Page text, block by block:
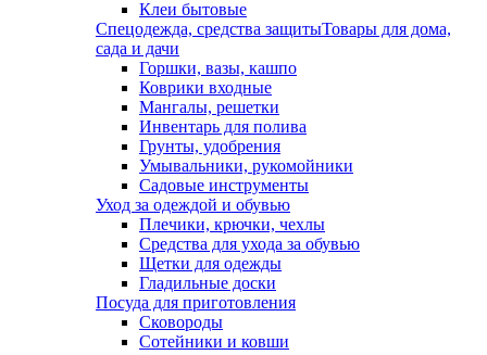
Клеи бытовые
Спецодежда, средства защитыТовары для дома,
сада и дачи
Горшки, вазы, кашпо
Коврики входные
Мангалы, решетки
Инвентарь для полива
Грунты, удобрения
Умывальники, рукомойники
Садовые инструменты
Уход за одеждой и обувью
Плечики, крючки, чехлы
Средства для ухода за обувью
Щетки для одежды
Гладильные доски
Посуда для приготовления
Сковороды
Сотейники и ковши